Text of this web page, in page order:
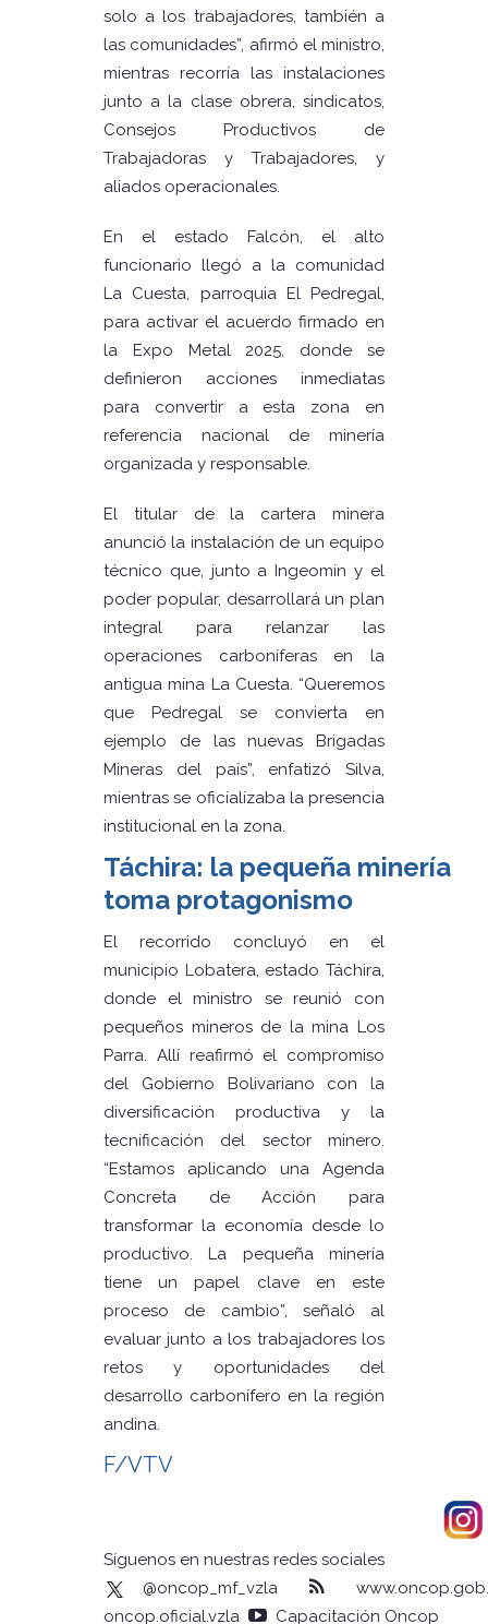
solo a los trabajadores, también a
las comunidades”, afirmó el ministro,
mientras recorría las instalaciones
junto a la clase obrera, sindicatos,
Consejos Productivos de
Trabajadoras y Trabajadores, y
aliados operacionales.
En el estado Falcón, el alto
funcionario llegó a la comunidad
La Cuesta, parroquia El Pedregal,
para activar el acuerdo firmado en
la Expo Metal 2025, donde se
definieron acciones inmediatas
para convertir a esta zona en
referencia nacional de minería
organizada y responsable.
El titular de la cartera minera
anunció la instalación de un equipo
técnico que, junto a Ingeomin y el
poder popular, desarrollará un plan
integral para relanzar las
operaciones carboníferas en la
antigua mina La Cuesta. “Queremos
que Pedregal se convierta en
ejemplo de las nuevas Brigadas
Mineras del país”, enfatizó Silva,
mientras se oficializaba la presencia
institucional en la zona.
Táchira: la pequeña minería
toma protagonismo
El recorrido concluyó en el
municipio Lobatera, estado Táchira,
donde el ministro se reunió con
pequeños mineros de la mina Los
Parra. Allí reafirmó el compromiso
del Gobierno Bolivariano con la
diversificación productiva y la
tecnificación del sector minero.
“Estamos aplicando una Agenda
Concreta de Acción para
transformar la economía desde lo
productivo. La pequeña minería
tiene un papel clave en este
proceso de cambio”, señaló al
evaluar junto a los trabajadores los
retos y oportunidades del
desarrollo carbonífero en la región
andina.
F/VTV
Síguenos en nuestras redes sociales
@oncop_mf_vzla
oncop.oficial.vzla
Capacitación Oncop